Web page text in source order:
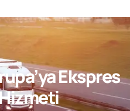
Ekspres